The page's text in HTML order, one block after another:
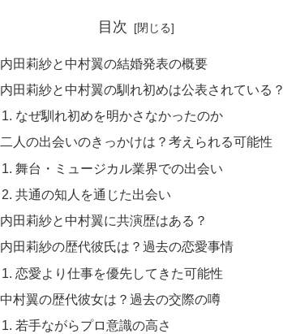
目次
内田莉紗と中村翼の結婚発表の概要
内田莉紗と中村翼の馴れ初めは公表されている？
なぜ馴れ初めを明かさなかったのか
二人の出会いのきっかけは？考えられる可能性
舞台・ミュージカル業界での出会い
共通の知人を通じた出会い
内田莉紗と中村翼に共演歴はある？
内田莉紗の歴代彼氏は？過去の恋愛事情
恋愛より仕事を優先してきた可能性
中村翼の歴代彼女は？過去の交際の噂
若手ながらプロ意識の高さ